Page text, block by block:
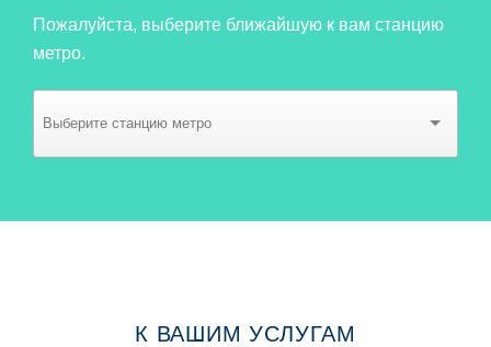
Пожалуйста, выберите ближайшую к вам станцию
метро.
К ВАШИМ УСЛУГАМ